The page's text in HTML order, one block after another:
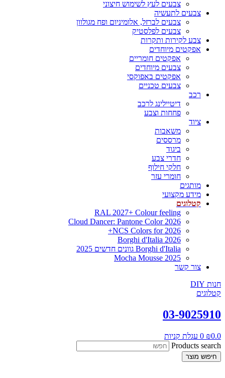
צבעים לעץ לשימוש חיצוני
צבעים לתעשיה
צבעים לברזל, אלומיניום ופח מגולוון
צבעים לפלסטיק
צבע לקירות ותקרות
אפקטים מיוחדים
אפקטים חומריים
צבעים מיוחדים
אפקטים באפוקסי
צבעים טכניים
רכב
דיטיילינג לרכב
פחחות וצבע
ציוד
משאבות
מרססים
ביגוד
חדרי צבע
חלקי חילוף
חומרי עזר
מותגים
מידע מקצועי
קטלוגים
RAL 2027+ Colour feeling
Cloud Dancer: Pantone Color 2026
NCS Colors for 2026+
Borghi d'Italia 2026
Borghi d'Italia גוונים חדשים 2025
Mocha Mousse 2025
צור קשר
חנות DIY
קטלוגים
03-9025910
₪0.0
0 עגלת קניות
Products search
חיפוש מוצר